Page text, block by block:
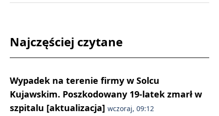
Najczęściej czytane
Wypadek na terenie firmy w Solcu
Kujawskim. Poszkodowany 19-latek zmarł w
szpitalu [aktualizacja] wczoraj, 09:12